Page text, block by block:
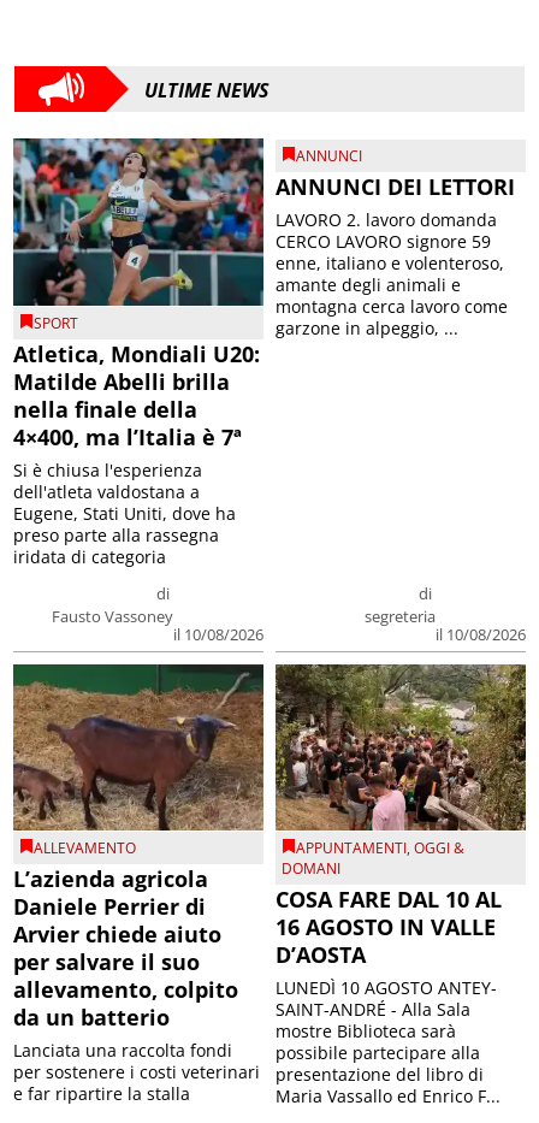
ULTIME NEWS
SPORT
Atletica, Mondiali U20:
Matilde Abelli brilla
nella finale della
4×400, ma l’Italia è 7ª
di
Fausto Vassoney
il 10/08/2026
Si è chiusa l'esperienza
dell'atleta valdostana a
Eugene, Stati Uniti, dove ha
preso parte alla rassegna
iridata di categoria
ANNUNCI
ANNUNCI DEI LETTORI
di
segreteria
il 10/08/2026
LAVORO 2. lavoro domanda
CERCO LAVORO signore 59
enne, italiano e volenteroso,
amante degli animali e
montagna cerca lavoro come
garzone in alpeggio, ...
ALLEVAMENTO
L’azienda agricola
Daniele Perrier di
Arvier chiede aiuto
per salvare il suo
allevamento, colpito
da un batterio
Lanciata una raccolta fondi
per sostenere i costi veterinari
e far ripartire la stalla
APPUNTAMENTI,OGGI &
DOMANI
COSA FARE DAL 10 AL
16 AGOSTO IN VALLE
D’AOSTA
LUNEDÌ 10 AGOSTO ANTEY-
SAINT-ANDRÉ - Alla Sala
mostre Biblioteca sarà
possibile partecipare alla
presentazione del libro di
Maria Vassallo ed Enrico F...